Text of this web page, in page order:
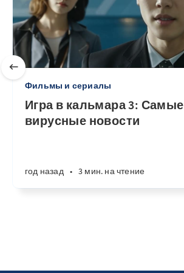
Фильмы и сериалы
Игра в кальмара 3: Самые
вирусные новости
год назад • 3 мин. на чтение